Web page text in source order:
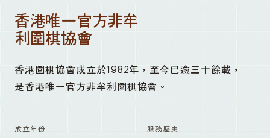
香港唯一官方非牟
利圍棋協會
香港圍棋協會成立於1982年，至今已逾三十餘載，
是香港唯一官方非牟利圍棋協會。
成立年份 服務歷史